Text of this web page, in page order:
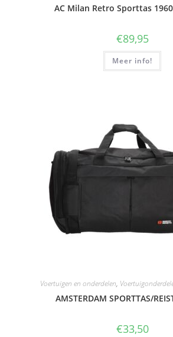
AC Milan Retro Sporttas
€89,95
Meer info!
Voertuigen en onderdelen,
AMSTERDAM SPORTTAS/
€33,50